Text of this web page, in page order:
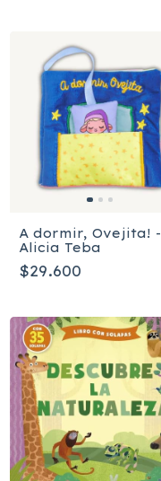
A dormir, Ovejita! -
Alicia Teba
$29.600